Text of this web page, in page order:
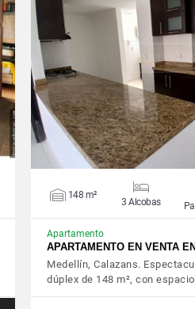
VER
148 m²
3 Alcobas
Apartamento
APARTAMENTO EN VENTA
Medellín, Calazans.
dúplex de 148 m², con